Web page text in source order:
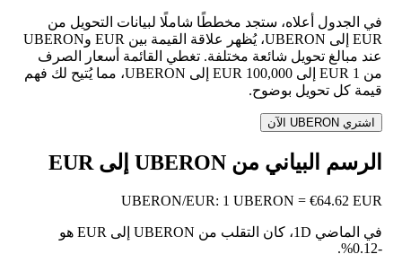
في الجدول أعلاه، ستجد مخططًا شاملًا لبيانات التحويل من
EUR إلى UBERON، يُظهر علاقة القيمة بين EUR وUBERON
عند مبالغ تحويل شائعة مختلفة. تغطي القائمة أسعار الصرف
من 1 EUR إلى 100,000 EUR إلى UBERON، مما يُتيح لك فهم
قيمة كل تحويل بوضوح.
اشتري UBERON الآن
الرسم البياني من UBERON إلى EUR
UBERON/EUR: 1 UBERON = €64.62 EUR
في الماضي 1D، كان التقلب من UBERON إلى EUR هو
-0.12%
.